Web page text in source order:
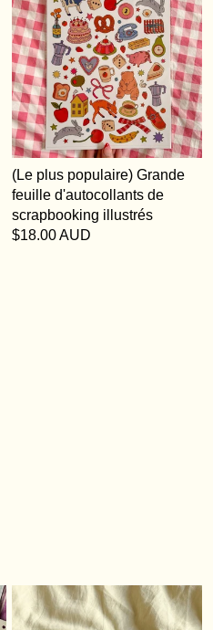
(Le plus populaire) Grande
feuille d'autocollants de
scrapbooking illustrés
$18.00 AUD